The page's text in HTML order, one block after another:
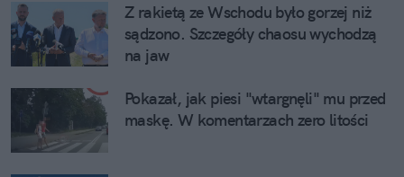
Z rakietą ze Wschodu było gorzej niż
sądzono. Szczegóły chaosu wychodzą
na jaw
Pokazał, jak piesi "wtargnęli" mu przed
maskę. W komentarzach zero litości